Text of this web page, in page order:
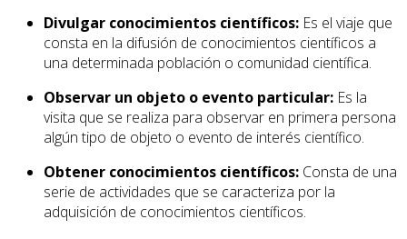
Divulgar conocimientos científicos: Es el viaje que
consta en la difusión de conocimientos científicos a
una determinada población o comunidad científica.
Observar un objeto o evento particular: Es la
visita que se realiza para observar en primera persona
algún tipo de objeto o evento de interés científico.
Obtener conocimientos científicos: Consta de una
serie de actividades que se caracteriza por la
adquisición de conocimientos científicos.